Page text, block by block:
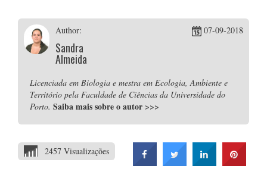
Author:
Sandra
Almeida
07-09-2018
Licenciada em Biologia e mestra em Ecologia, Ambiente e
Território pela Faculdade de Ciências da Universidade do
Porto. Saiba mais sobre o autor >>>
2457 Visualizações